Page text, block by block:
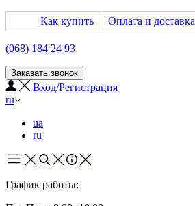
Как купить Оплата и доставка
(068) 184 24 93
Заказать звонок
Вход/Регистрация
ru
ua
ru
График работы: